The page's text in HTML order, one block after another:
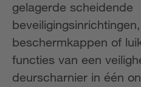
gelagerde scheidende
beschermkappen of
functies van een
deurscharnier in één